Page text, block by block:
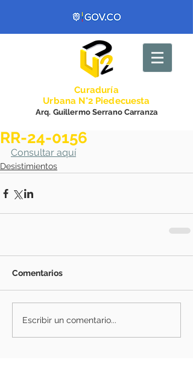
Curaduría
Urbana N°2 Piedecuesta
Arq. Guillermo Serrano Carranza
RR-24-0156
Consultar aquí
Desistimientos
Comentarios
Escribir un comentario...